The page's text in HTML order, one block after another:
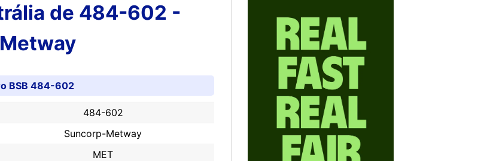
de 484-602 -
BSB 484-602
484-602
Suncorp-Metway
MET